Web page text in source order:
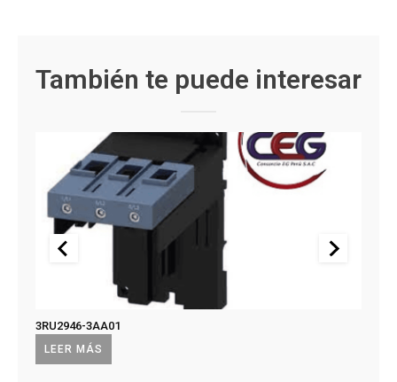
También te puede interesar
LEER MÁS
3RU2946-3AA01